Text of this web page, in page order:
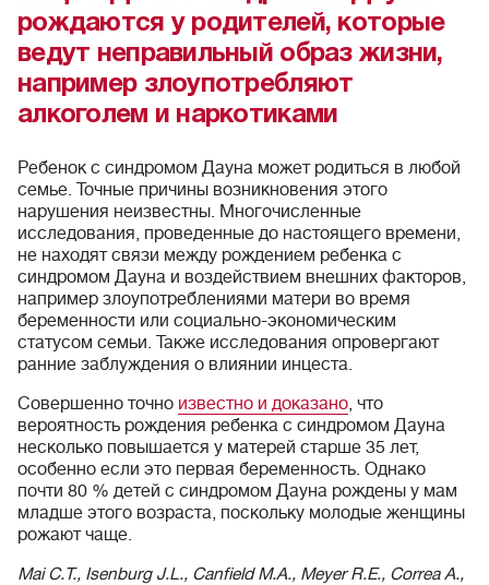
рождаются у родителей, которые
ведут неправильный образ жизни,
например злоупотребляют
алкоголем и наркотиками
Ребенок с синдромом Дауна может родиться в любой
семье. Точные причины возникновения этого
нарушения неизвестны. Многочисленные
исследования, проведенные до настоящего времени,
не находят связи между рождением ребенка с
синдромом Дауна и воздействием внешних факторов,
например злоупотреблениями матери во время
беременности или социально-экономическим
статусом семьи. Также исследования опровергают
ранние заблуждения о влиянии инцеста.
Совершенно точно известно и доказано, что
вероятность рождения ребенка с синдромом Дауна
несколько повышается у матерей старше 35 лет,
особенно если это первая беременность. Однако
почти 80 % детей с синдромом Дауна рождены у мам
младше этого возраста, поскольку молодые женщины
рожают чаще.
Mai C.T., Isenburg J.L., Canfield M.A., Meyer R.E., Correa A.,